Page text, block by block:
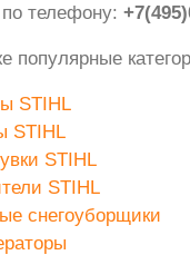
телефону:
популярные
STIHL
STIHL
STIHL
STIHL
снегоуборщики